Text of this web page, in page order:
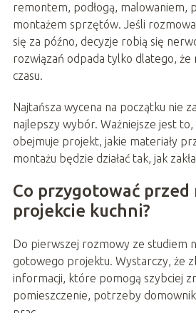
remontem, podłogą, malowaniem,
montażem sprzętów. Jeśli
się za późno, decyzje robią się
rozwiązań odpada tylko dlatego, że
czasu.
Najtańsza wycena na początku nie
najlepszy wybór. Ważniejsze jest to,
obejmuje projekt, jakie materiały
montażu będzie działać tak, jak
Co przygotować przed
projekcie kuchni?
Do pierwszej rozmowy ze studiem
gotowego projektu. Wystarczy, że
informacji, które pomogą szybciej
pomieszczenie, potrzeby